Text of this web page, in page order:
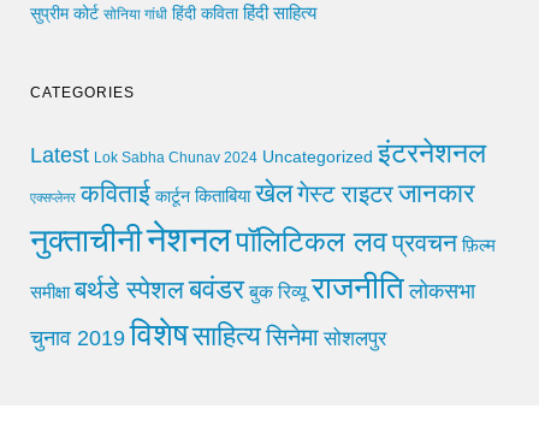
सुप्रीम कोर्ट सोनिया गांधी हिंदी कविता हिंदी साहित्य
CATEGORIES
Latest Lok Sabha Chunav 2024 Uncategorized इंटरनेशनल
एक्सप्लेनर कविताई कार्टून किताबिया खेलगेस्ट राइटरजानकार
नुक्ताचीनीनेशनलपॉलिटिकल लवप्रवचन फ़िल्म
समीक्षा बर्थडे स्पेशलबवंडर बुक रिव्यू राजनीति लोकसभा
चुनाव 2019 विशेषसाहित्यसिनेमा सोशलपुर